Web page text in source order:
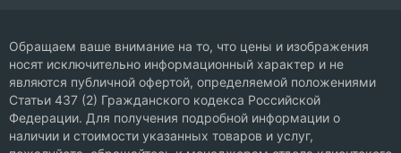
Обращаем ваше внимание на то, что цены и изображения
носят исключительно информационный характер и не
являются публичной офертой, определяемой положениями
Статьи 437 (2) Гражданского кодекса Российской
Федерации. Для получения подробной информации о
наличии и стоимости указанных товаров и услуг,